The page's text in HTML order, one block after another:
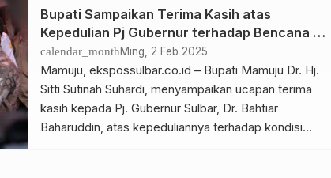
Nosu, Kabupaten Mamasa, Sulbar, pada 22 hingga 27
Desember 2025. Penanganan longsoran ini dilakukan
guna memastikan kelancaran dan keamanan arus lalu
lintas, khususnya bagi masyarakat yang melintas di
[…]
Bupati Sampaikan Terima Kasih atas
Kepedulian Pj Gubernur terhadap Bencana di
Mamuju
calendar_monthMing, 2 Feb 2025
Mamuju, ekspossulbar.co.id – Bupati Mamuju Dr. Hj.
Sitti Sutinah Suhardi, menyampaikan ucapan terima
kasih kepada Pj. Gubernur Sulbar, Dr. Bahtiar
Baharuddin, atas kepeduliannya terhadap kondisi